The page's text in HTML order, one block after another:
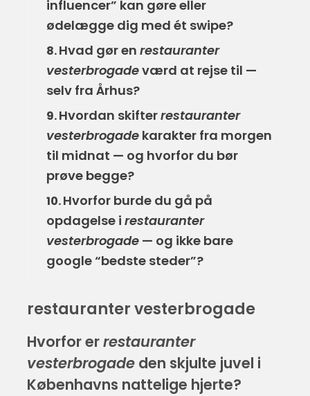
influencer” kan gøre eller
ødelægge dig med ét swipe?
8.Hvad gør en restauranter
vesterbrogadeværd at rejse til —
selv fra Århus?
9.Hvordan skifterrestauranter
vesterbrogadekarakter fra morgen
til midnat — og hvorfor du bør
prøve begge?
10.Hvorfor burde du gå på
opdagelse i restauranter
vesterbrogade— og ikke bare
google “bedste steder”?
restauranter vesterbrogade
Hvorfor errestauranter
vesterbrogadeden skjulte juvel i
Københavns nattelige hjerte?